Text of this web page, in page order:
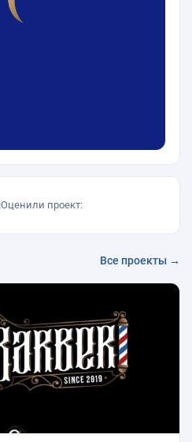
Оценили проект:
Все проекты →